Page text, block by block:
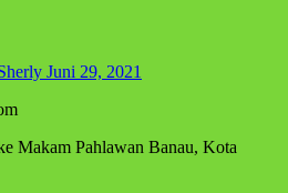
Juni 29, 2021
Makam Pahlawan Banau, Kota